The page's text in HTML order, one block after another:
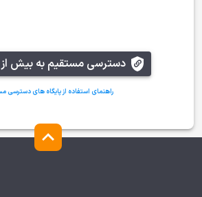
دسترسی مستقیم به بیش از 250 پایگاه
راهنمای استفاده از پایگاه های دسترسی